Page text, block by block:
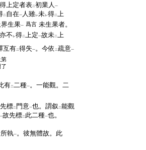
上定者表二初業人 一
二 自在一 人雖レ未レ得二上
生果一 爲言 未生果者。
不 レ得二上定一故未二上
互有二得失一。今依 二疏意一
第
有二二種一。一能觀。二
標二 門意一也。謂叙 二能觀
一故先標二 此二種一也。
執一。彼無體故。此